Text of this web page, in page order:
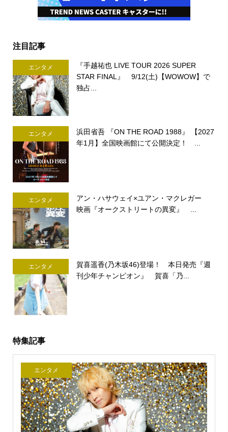
注目記事
エンタメ
『手越祐也 LIVE TOUR 2026 SUPER
STAR FINAL』 9/12(土)【WOWOW】で
独占...
エンタメ
浜田省吾 『ON THE ROAD 1988』 【2027
年1月】全国映画館にて公開決定！ ...
エンタメ
アン・ハサウェイ×ユアン・マクレガー
映画『オークストリートの異変』 ...
エンタメ
賀喜遥香(乃木坂46)登場！ 本日発売『週
刊少年チャンピオン』 賀喜「乃...
特集記事
エンタメ